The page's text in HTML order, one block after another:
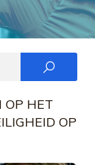
OP HET
OP